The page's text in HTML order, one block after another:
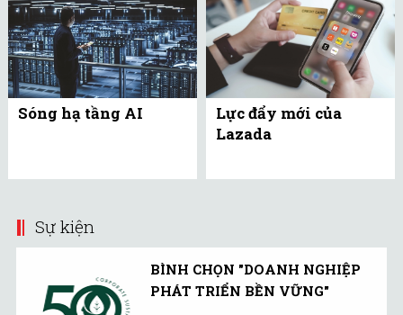
Sóng hạ tầng AI
Lực đẩy mới của
Lazada
Sự kiện
BÌNH CHỌN "DOANH NGHIỆP
PHÁT TRIỂN BỀN VỮNG"